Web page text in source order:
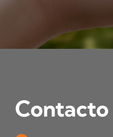
Contacto